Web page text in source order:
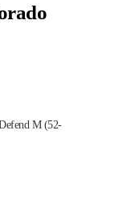
M (52-